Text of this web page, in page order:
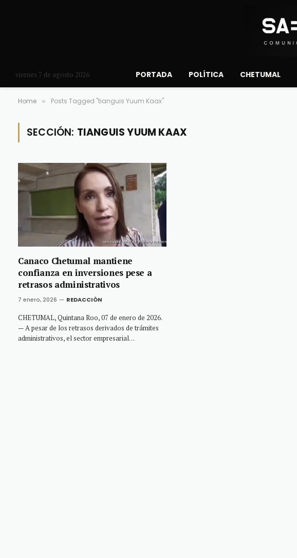
viernes 7 de agosto 2026 PORTADA POLÍTICA CHETUMAL
Home » Posts Tagged "tianguis Yuum Kaax"
SECCIÓN: TIANGUIS YUUM KAAX
Canaco Chetumal mantiene
confianza en inversiones pese a
retrasos administrativos
7 enero, 2026 REDACCIÓN
CHETUMAL, Quintana Roo, 07 de enero de 2026.
— A pesar de los retrasos derivados de trámites
administrativos, el sector empresarial…